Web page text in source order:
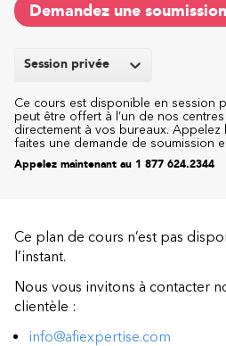
Session privée
Ce cours est disponible en session
peut être offert à l’un de nos
directement à vos bureaux. Appelez
faites une demande de soumission
Appelez maintenant au 1 877 624.2344
Demandez une soumission
Ce plan de cours n’est pas
l’instant.
Nous vous invitons à contacter
clientèle :
info@afiexpertise.com